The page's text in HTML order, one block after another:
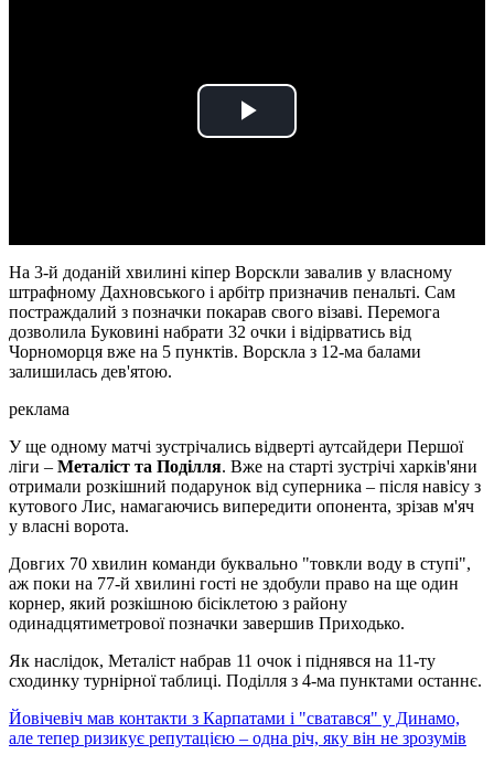
Play
На 3-й доданій хвилині кіпер Ворскли завалив у власному
штрафному Дахновського і арбітр призначив пенальті. Сам
постраждалий з позначки покарав свого візаві. Перемога
дозволила Буковині набрати 32 очки і відірватись від
Чорноморця вже на 5 пунктів. Ворскла з 12-ма балами
залишилась дев'ятою.
реклама
У ще одному матчі зустрічались відверті аутсайдери Першої
ліги – Металіст та Поділля. Вже на старті зустрічі харків'яни
отримали розкішний подарунок від суперника – після навісу з
кутового Лис, намагаючись випередити опонента, зрізав м'яч
у власні ворота.
Довгих 70 хвилин команди буквально "товкли воду в ступі",
аж поки на 77-й хвилині гості не здобули право на ще один
корнер, який розкішною бісіклетою з району
одинадцятиметрової позначки завершив Приходько.
Як наслідок, Металіст набрав 11 очок і піднявся на 11-ту
сходинку турнірної таблиці. Поділля з 4-ма пунктами останнє.
Йовічевіч мав контакти з Карпатами і "сватався" у Динамо,
але тепер ризикує репутацією – одна річ, яку він не зрозумів